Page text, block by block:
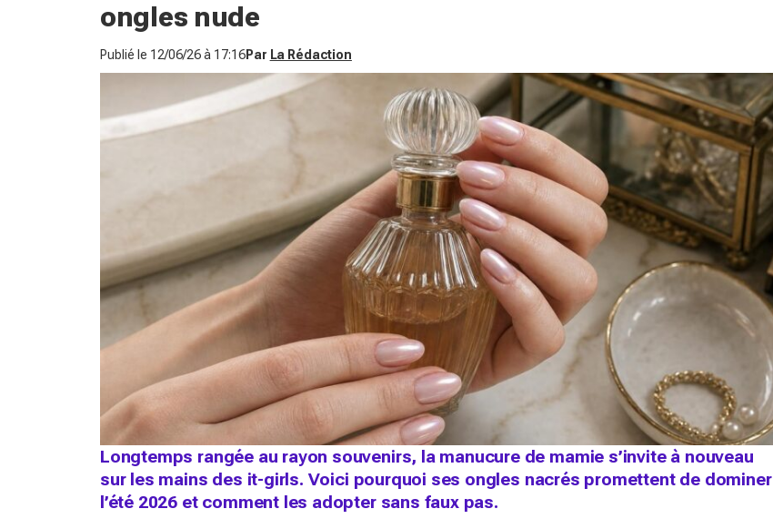
ongles nude
Publié le 12/06/26 à 17:16Par La Rédaction
Longtemps rangée au rayon souvenirs, la manucure de mamie s’invite à nouveau
sur les mains des it-girls. Voici pourquoi ses ongles nacrés promettent de dominer
l’été 2026 et comment les adopter sans faux pas.